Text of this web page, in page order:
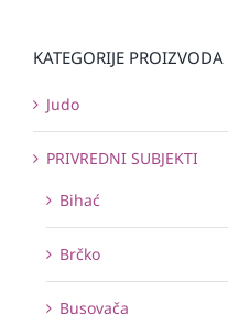
KATEGORIJE PROIZVODA
Judo
PRIVREDNI SUBJEKTI
Bihać
Brčko
Busovača